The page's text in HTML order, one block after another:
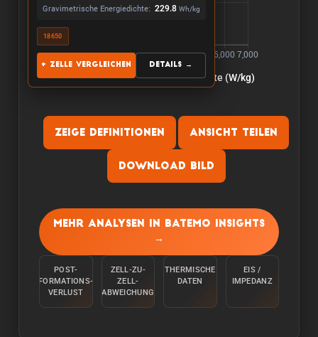
Gravimetrische Energiedichte: 229.8 Wh/kg
18650
+ Zelle vergleichen Details →
Zeige Definitionen Ansicht teilen
Download Bild
Die Kapazitaet wird gemessen, indem die Zelle
bei einer Raumtemperatur von 25°C von 100 %
mit einem konstanten Strom C/10 entladen wird,
Energie:
Die Energie wird gemessen, indem die Zelle bei
Mehr Analysen in Batemo Insights
→
POST-
FORMATIONS-
VERLUST
ZELL-ZU-
ZELL-
ABWEICHUNG
THERMISCHE
DATEN
EIS /
IMPEDANZ